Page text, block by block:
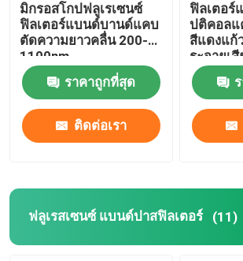
มิกรอสโกปฟลูเรเซนซ์
ฟิลเตอร์แบนด์บานด์แคบ
ตัดความยาวคลื่น 200-
1100nm
ราคาถูกที่สุด
ติดต่อเรา
ฟิลเตอร์
ปติคอลแ
สีแดงแก้
ระจายเสี
ฟลูเรสเซนซ์ แบนด์ปาสฟิลเตอร์ (11)